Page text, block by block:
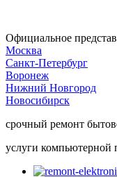
Официальное
Москва
Санкт-Петербург
Воронеж
Нижний Новгород
Новосибирск
срочный ремонт
услуги компьютерной